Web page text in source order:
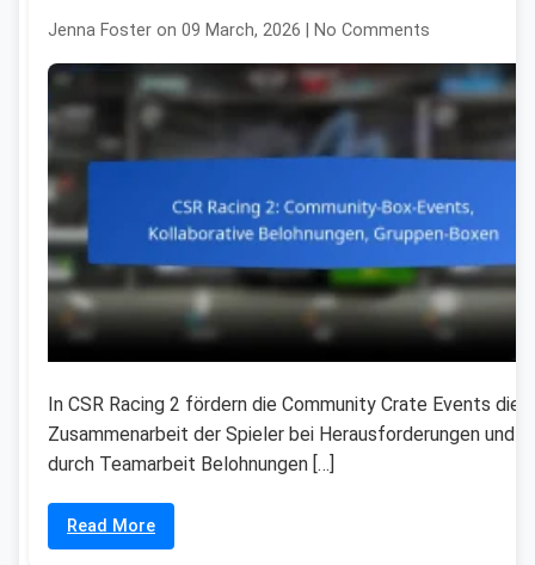
Jenna Foster on 09 March, 2026 | No Comments
In CSR Racing 2 fördern die Community Crate Events die
Zusammenarbeit der Spieler bei Herausforderungen und
durch Teamarbeit Belohnungen […]
Read More